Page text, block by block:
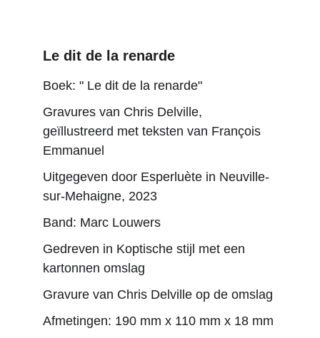
Le dit de la renarde
Boek: " Le dit de la renarde"
Gravures van Chris Delville,
geïllustreerd met teksten van François
Emmanuel
Uitgegeven door Esperluète in Neuville-
sur-Mehaigne, 2023
Band: Marc Louwers
Gedreven in Koptische stijl met een
kartonnen omslag
Gravure van Chris Delville op de omslag
Afmetingen: 190 mm x 110 mm x 18 mm